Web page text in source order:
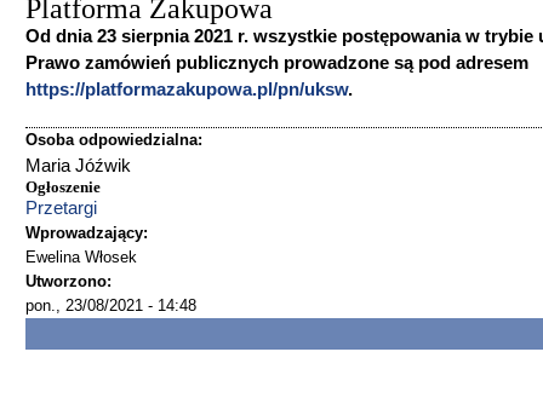
Platforma Zakupowa
Od dnia 23 sierpnia 2021 r. wszystkie postępowania w trybie
Prawo zamówień publicznych prowadzone są pod adresem
https://platformazakupowa.pl/pn/uksw.
Osoba odpowiedzialna:
Maria Jóźwik
Ogłoszenie
Przetargi
Wprowadzający:
Ewelina Włosek
Utworzono:
pon., 23/08/2021 - 14:48